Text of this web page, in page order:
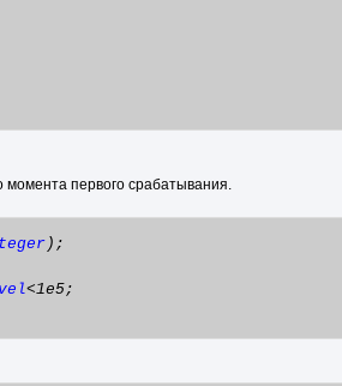
момента первого срабатывания.
);
<1e5;